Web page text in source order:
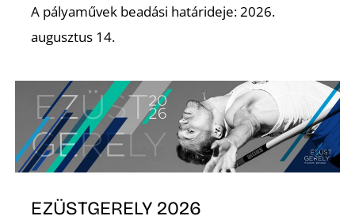
A pályaművek beadási határideje: 2026.
augusztus 14.
EZÜSTGERELY 2026